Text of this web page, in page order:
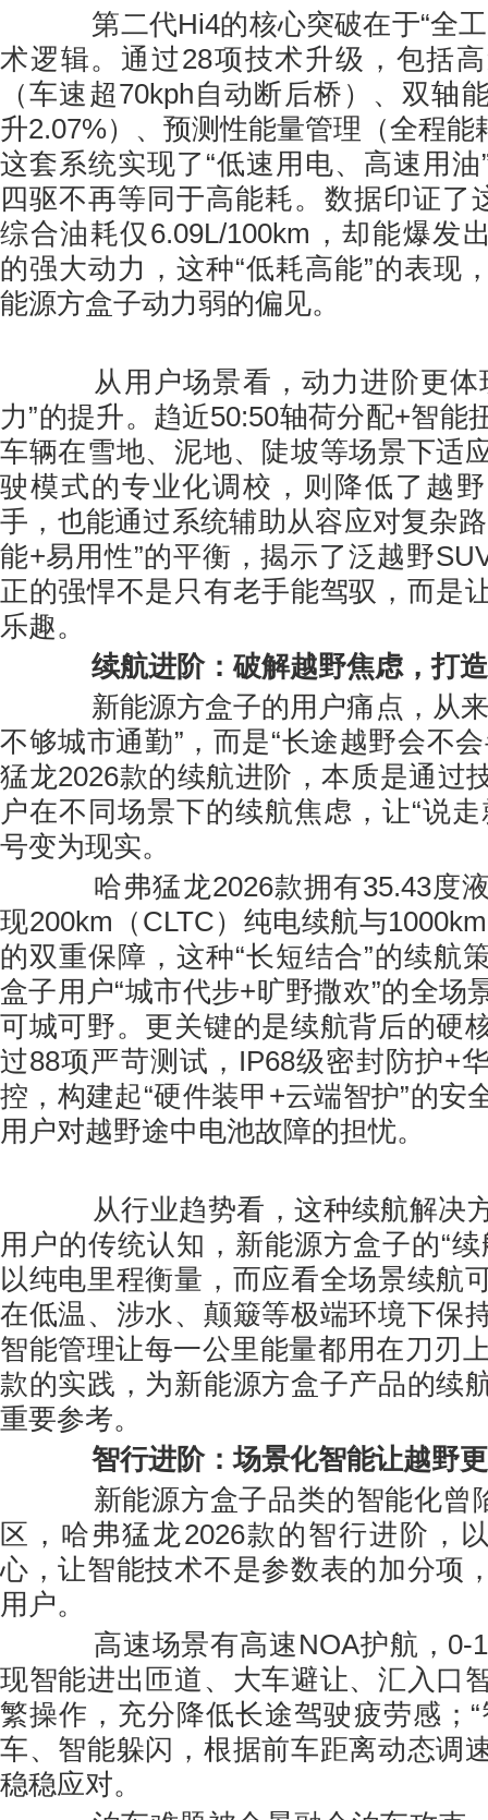
第二代Hi4的核心突破在于“全工
术逻辑。通过28项技术升级，包括
（车速超70kph自动断后桥）、双轴
升2.07%）、预测性能量管理（全程能
这套系统实现了“低速用电、高速用
四驱不再等同于高能耗。数据印证了
综合油耗仅6.09L/100km，却能爆发
的强大动力，这种“低耗高能”的表现
能源方盒子动力弱的偏见。
从用户场景看，动力进阶更体
力”的提升。趋近50:50轴荷分配+智能
车辆在雪地、泥地、陡坡等场景下适
驶模式的专业化调校，则降低了越
手，也能通过系统辅助从容应对复杂
能+易用性”的平衡，揭示了泛越野
正的强悍不是只有老手能驾驭，而是
乐趣。
续航进阶：破解越野焦虑，打
新能源方盒子的用户痛点，从来
不够城市通勤”，而是“长途越野会不
猛龙2026款的续航进阶，本质是通过
户在不同场景下的续航焦虑，让“说
号变为现实。
哈弗猛龙2026款拥有35.43度
现200km（CLTC）纯电续航与
的双重保障，这种“长短结合”的续航
盒子用户“城市代步+旷野撒欢”的全场
可城可野。更关键的是续航背后的硬
过88项严苛测试，IP68级密封防护+
控，构建起“硬件装甲+云端智护”的安
用户对越野途中电池故障的担忧。
从行业趋势看，这种续航解决
用户的传统认知，新能源方盒子的“
以纯电里程衡量，而应看全场景续航
在低温、涉水、颠簸等极端环境下保
智能管理让每一公里能量都用在刀刃
款的实践，为新能源方盒子产品的续
重要参考。
智行进阶：场景化智能让越野
新能源方盒子品类的智能化曾
区，哈弗猛龙2026款的智行进阶，
心，让智能技术不是参数表的加分项
用户。
高速场景有高速NOA护航，0-
现智能进出匝道、大车避让、汇入口
繁操作，充分降低长途驾驶疲劳感；
车、智能躲闪，根据前车距离动态调
稳稳应对。